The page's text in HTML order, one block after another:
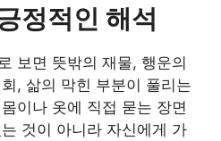
정적인 해석
보면 뜻밖의 재물, 행운의
, 삶의 막힌 부분이 풀리는
이나 옷에 직접 묻는 장면
것이 아니라 자신에게 가